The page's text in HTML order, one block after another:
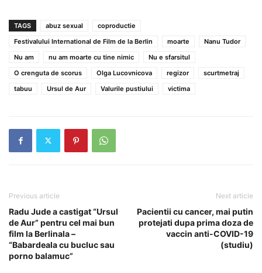
TAGS abuz sexual
coproductie
Festivalului International de Film de la Berlin
moarte
Nanu Tudor
Nu am
nu am moarte cu tine nimic
Nu e sfarsitul
O crenguta de scorus
Olga Lucovnicova regizor
scurtmetraj
tabuu
Ursul de Aur Valurile pustiului victima
Previous article
Radu Jude a castigat “Ursul
de Aur” pentru cel mai bun
film la Berlinala –
“Babardeala cu bucluc sau
porno balamuc”
Next article
Pacientii cu cancer, mai putin
protejati dupa prima doza de
vaccin anti-COVID-19
(studiu)